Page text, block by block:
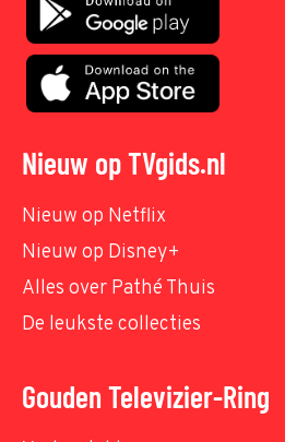
Nieuw op TVgids.nl
Nieuw op Netflix
Nieuw op Disney+
Alles over Pathé Thuis
De leukste collecties
Gouden Televizier-Ring